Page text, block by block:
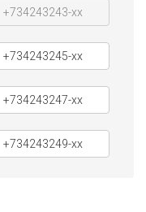
+734243243-xx
+734243245-xx
+734243247-xx
+734243249-xx